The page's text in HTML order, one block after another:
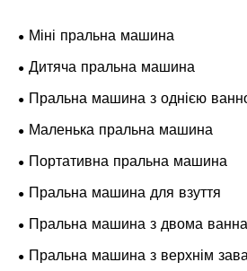
Міні пральна машина
Дитяча пральна машина
Пральна машина з однією
Маленька пральна машина
Портативна пральна машина
Пральна машина для взуття
Пральна машина з двома
Пральна машина з верхнім